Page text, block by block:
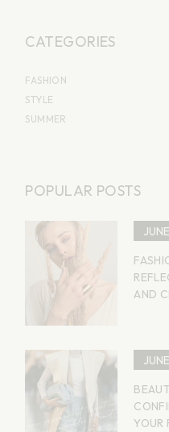
CATEGORIES
FASHION
STYLE
SUMMER
POPULAR POSTS
AND
YOUR